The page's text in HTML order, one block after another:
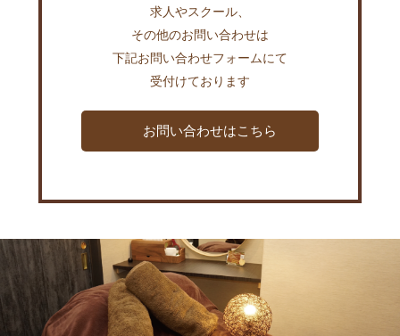
求人やスクール、
その他のお問い合わせは
下記お問い合わせフォームにて
受付けております
お問い合わせはこちら